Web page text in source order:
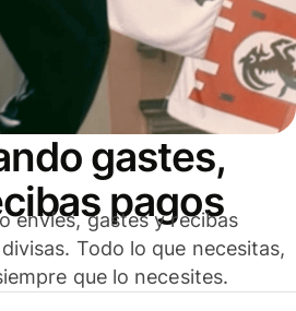
gastes,
pagos
envíes, gastes y recibas
Todo lo que necesitas,
que lo necesites.